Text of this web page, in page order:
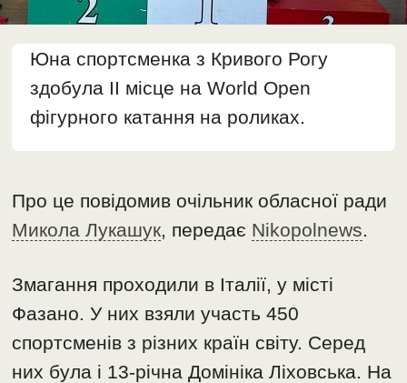
Юна спортсменка з Кривого Рогу
здобула II місце на World Open
фігурного катання на роликах.
Про це повідомив очільник обласної ради
Микола Лукашук, передає Nikopolnews.
Змагання проходили в Італії, у місті
Фазано. У них взяли участь 450
спортсменів з різних країн світу. Серед
них була і 13-річна Домініка Ліховська. На